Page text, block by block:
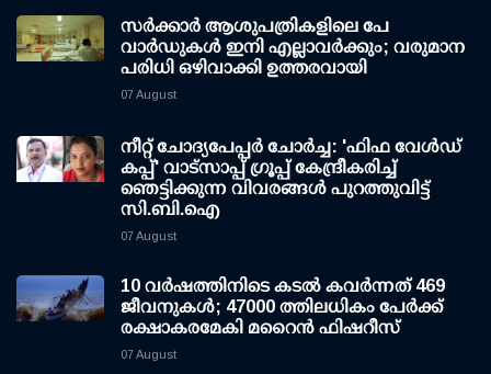
സര്‍ക്കാര്‍ ആശുപത്രികളിലെ പേ
വാര്‍ഡുകള്‍ ഇനി എല്ലാവര്‍ക്കും; വരുമാന
പരിധി ഒഴിവാക്കി ഉത്തരവായി
07 August
നീറ്റ് ചോദ്യപേപ്പര്‍ ചോര്‍ച്ച: 'ഫിഫ വേള്‍ഡ്
കപ്പ്' വാട്സാപ്പ് ഗ്രൂപ്പ് കേന്ദ്രീകരിച്ച്
ഞെട്ടിക്കുന്ന വിവരങ്ങള്‍ പുറത്തുവിട്ട്
സി.ബി.ഐ
07 August
10 വര്‍ഷത്തിനിടെ കടല്‍ കവര്‍ന്നത് 469
ജീവനുകള്‍; 47000 ത്തിലധികം പേര്‍ക്ക്
രക്ഷാകരമേകി മറൈന്‍ ഫിഷറീസ്
07 August